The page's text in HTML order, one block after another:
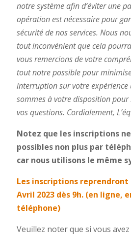
notre système afin d’éviter une
opération est nécessaire pour
sécurité de nos services. Nous
tout inconvénient que cela
vous remercions de votre
tout notre possible pour
interruption sur votre
sommes à votre disposition
vos questions. Cordialement,
Notez que les inscriptions
possibles non plus par
car nous utilisons le même
Les inscriptions reprendront
Avril 2023 dès 9h. (en ligne,
téléphone)
Veuillez noter que si vous